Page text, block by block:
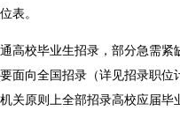
表。
高校毕业生招录，部分急需紧
面向全国招录（详见招录职位
关原则上全部招录高校应届毕